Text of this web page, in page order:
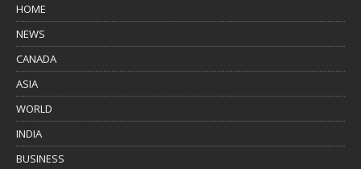
HOME
NEWS
CANADA
ASIA
WORLD
INDIA
BUSINESS